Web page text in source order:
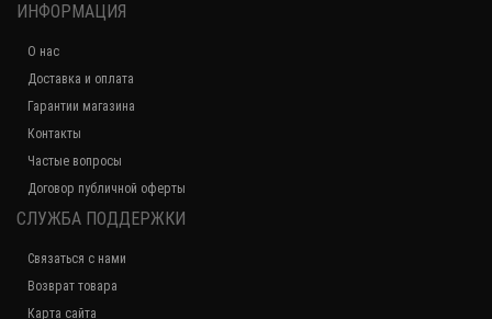
ИНФОРМАЦИЯ
О нас
Доставка и оплата
Гарантии магазина
Контакты
Частые вопросы
Договор публичной оферты
СЛУЖБА ПОДДЕРЖКИ
Связаться с нами
Возврат товара
Карта сайта